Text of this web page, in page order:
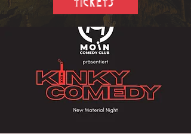
Tickets